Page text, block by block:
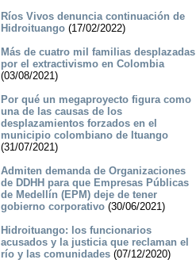
Ríos Vivos denuncia continuación de
Hidroituango(17/02/2022)
Más de cuatro mil familias desplazadas
por el extractivismo en Colombia
(03/08/2021)
Por qué un megaproyecto figura como
una de las causas de los
desplazamientos forzados en el
municipio colombiano de Ituango
(31/07/2021)
Admiten demanda de Organizaciones
de DDHH para que Empresas Públicas
de Medellín (EPM) deje de tener
gobierno corporativo(30/06/2021)
Hidroituango: los funcionarios
acusados y la justicia que reclaman el
río y las comunidades(07/12/2020)